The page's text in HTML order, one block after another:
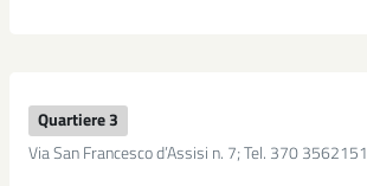
Quartiere 3
Via San Francesco d’Assisi n. 7; Tel. 370 3562151